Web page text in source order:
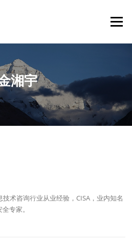
Menu
湘宇
术咨询行业从业经验，CISA，业内知名
专家。